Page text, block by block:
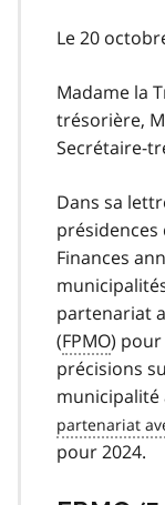
Le 20
Madame la
trésorière,
Secrétaire-
Dans sa
présidences
Finances
partenariat
(FPMO) pour
précisions
pour 2024.